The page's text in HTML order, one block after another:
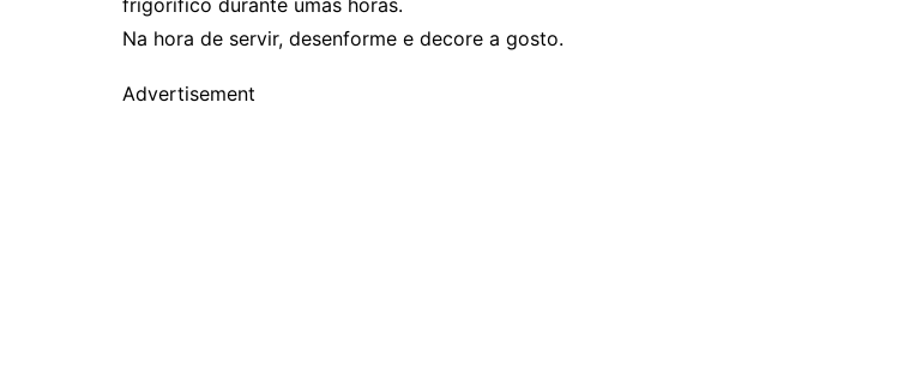
frigorífico durante umas horas.
Na hora de servir, desenforme e decore a gosto.
Advertisement